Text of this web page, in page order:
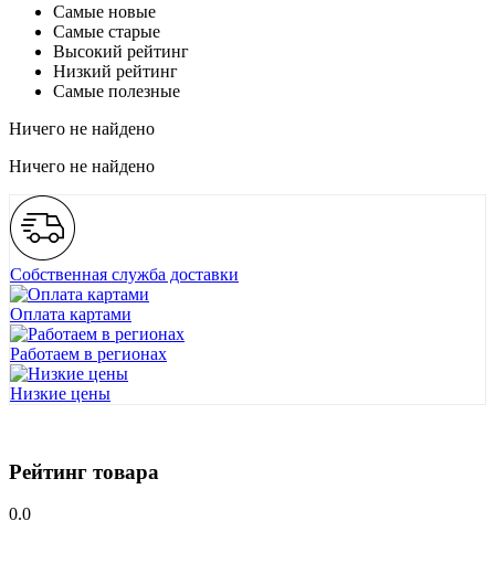
Самые новые
Самые старые
Высокий рейтинг
Низкий рейтинг
Самые полезные
Ничего не найдено
Ничего не найдено
Собственная служба доставки
Оплата картами
Работаем в регионах
Низкие цены
Рейтинг товара
0.0